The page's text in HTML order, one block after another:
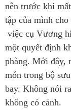
nên trước khi
tập của mình
việc cụ Vương
một quyết định
phàng. Mới đây,
món trong bộ
bay. Không nói
không có cánh.